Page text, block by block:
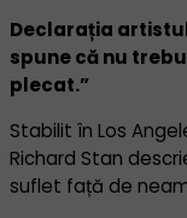
Declarația
spune că nu
plecat.”
Stabilit în Los
Richard Stan
suflet față de